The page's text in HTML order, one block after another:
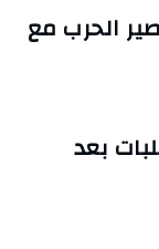
الحرب مع
أوت 2026/ تقلبات بعد